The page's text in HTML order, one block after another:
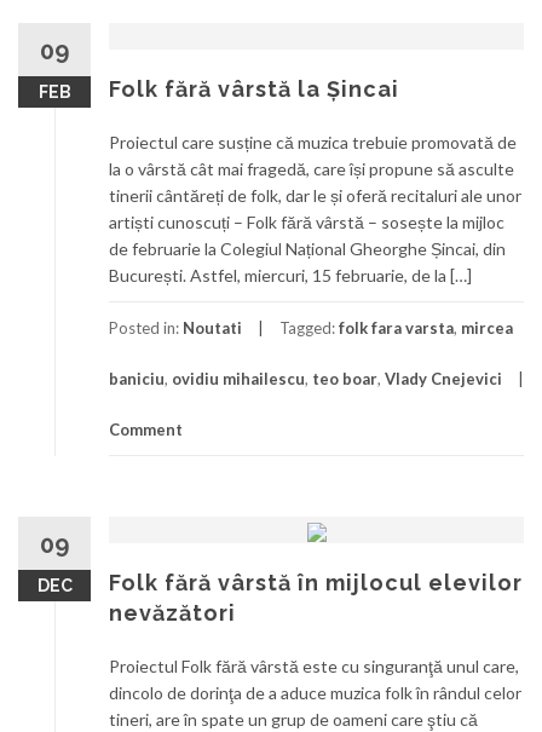
09
FEB Folk fără vârstă la Șincai
Proiectul care susține că muzica trebuie promovată de
la o vârstă cât mai fragedă, care își propune să asculte
tinerii cântăreți de folk, dar le și oferă recitaluri ale unor
artiști cunoscuți – Folk fără vârstă – sosește la mijloc
de februarie la Colegiul Național Gheorghe Șincai, din
București. Astfel, miercuri, 15 februarie, de la […]
Posted in: Noutati Tagged:folk fara varsta, mircea
baniciu, ovidiu mihailescu, teo boar, Vlady Cnejevici
Comment
09
DEC
Folk fără vârstă în mijlocul elevilor
nevăzători
Proiectul Folk fără vârstă este cu singuranţă unul care,
dincolo de dorinţa de a aduce muzica folk în rândul celor
tineri, are în spate un grup de oameni care ştiu că